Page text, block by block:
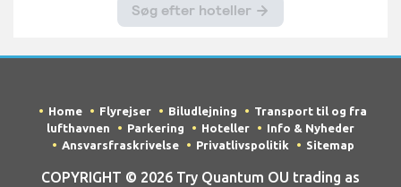
Home Flyrejser Biludlejning
Transport til og fra
lufthavnen
Parkering Hoteller
Info & Nyheder
Ansvarsfraskrivelse
Privatlivspolitik Sitemap
COPYRIGHT © 2026 Try Quantum OU trading as